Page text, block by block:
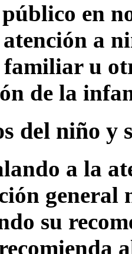
en
a
u
de la
del niño y
a la
general
su